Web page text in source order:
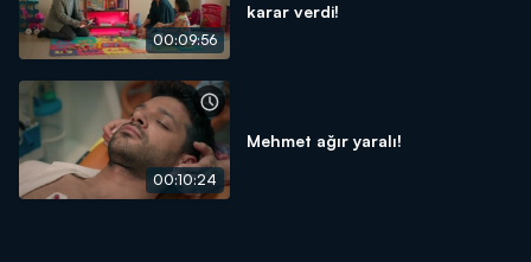
00:09:56
karar verdi!
00:10:24
Mehmet ağır yaralı!